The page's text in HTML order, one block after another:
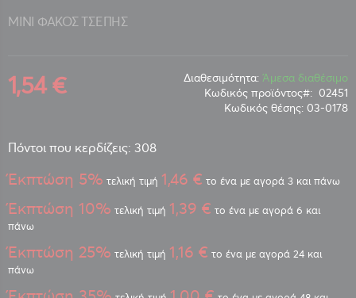
ΜΙΝΙ ΦΑΚΟΣ ΤΣΕΠΗΣ
1,54 € Διαθεσιμότητα: Άμεσα διαθέσιμο
Κωδικός προϊόντος
02451
Κωδικός θέσης: 03-0178
Πόντοι που κερδίζεις: 308
Έκπτώση 5% τελική τιμή 1,46 € το ένα με αγορά 3 και πάνω
Έκπτώση 10% τελική τιμή 1,39 € το ένα με αγορά 6 και
πάνω
Έκπτώση 25% τελική τιμή 1,16 € το ένα με αγορά 24 και
πάνω